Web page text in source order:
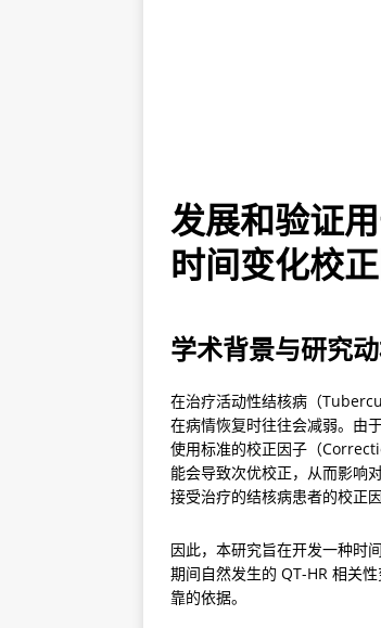
发展和验证
时间变化校
学术背景与研究
在治疗活动性结核病（
在病情恢复时往往会减弱。由
使用标准的校正因子（
能会导致次优校正，从而影响
接受治疗的结核病患者的校正
因此，本研究旨在开发一种时
期间自然发生的 QT-HR 相关
靠的依据。